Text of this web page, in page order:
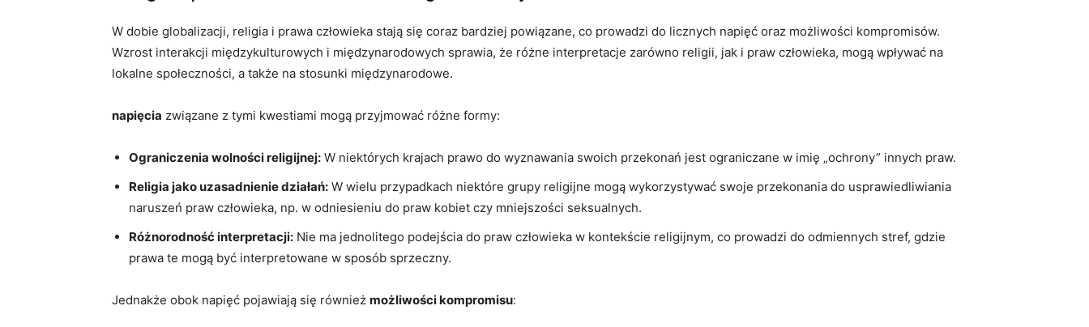
W ​dobie globalizacji, religia‌ i⁤ prawa człowieka stają⁢ się coraz bardziej ⁤powiązane, co prowadzi do licznych napięć⁢ oraz możliwości⁤ kompromisów.‌
Wzrost interakcji międzykulturowych i międzynarodowych⁢ sprawia,​ że różne interpretacje zarówno ​religii, jak⁢ i praw ​człowieka, mogą ‍wpływać na⁢
lokalne⁣ społeczności, a‍ także​ na stosunki międzynarodowe.
napięcia ⁢związane ⁢z tymi kwestiami mogą przyjmować różne⁢ formy:
Ograniczenia wolności religijnej: W niektórych krajach prawo do ​wyznawania swoich przekonań jest ograniczane w imię „ochrony”⁣ innych praw.
Religia⁢ jako‍ uzasadnienie działań: W wielu‍ przypadkach ⁢niektóre grupy religijne mogą wykorzystywać‍ swoje przekonania do usprawiedliwiania
naruszeń praw człowieka, np. w​ odniesieniu do praw kobiet ‍czy mniejszości seksualnych.
Różnorodność interpretacji: Nie ma‌ jednolitego podejścia do praw człowieka ​w kontekście ‌religijnym, co prowadzi ‍do odmiennych⁣ stref, gdzie
prawa te mogą ‍być interpretowane w sposób​ sprzeczny.
Jednakże obok napięć pojawiają się ⁣również możliwości kompromisu: